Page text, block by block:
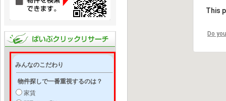
みんなのこだわり
物件探しで一番重視するのは？
家賃
This
Do